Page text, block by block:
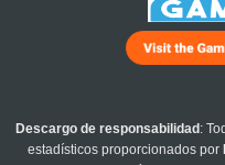
Descargo de responsabilidad :
estadísticos proporcionados por